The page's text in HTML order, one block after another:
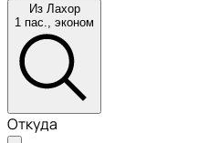
Из Лахор
1 пас., эконом
Откуда